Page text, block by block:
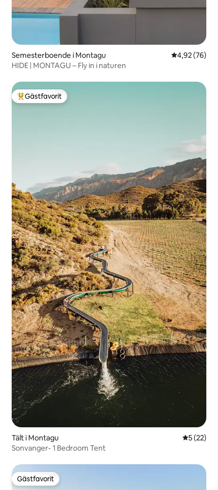
Semesterboende i Montagu 4,92 av 5 i
4,92 (76)
HIDE | MONTAGU – Fly in i naturen
Populär gästfavorit
Gästfavorit
Tält i Montagu 5 av 5 i
5 (22)
Sonvanger- 1 Bedroom Tent
Gästfavorit
Gästfavorit